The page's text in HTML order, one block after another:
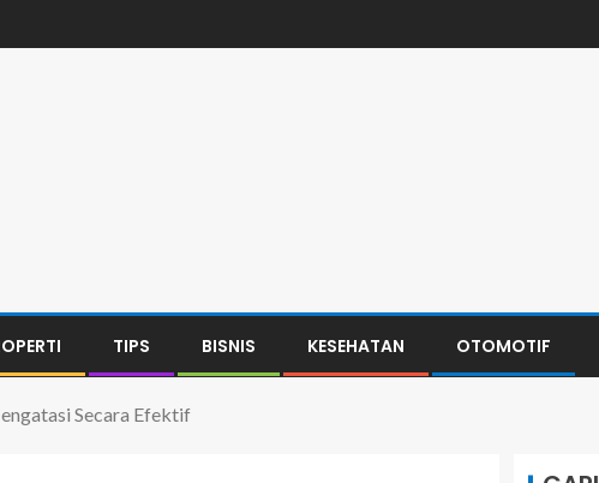
TIPS BISNIS KESEHATAN OTOMOTIF
Secara Efektif